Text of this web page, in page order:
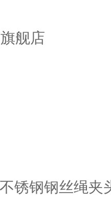
舰店
锈钢钢丝绳